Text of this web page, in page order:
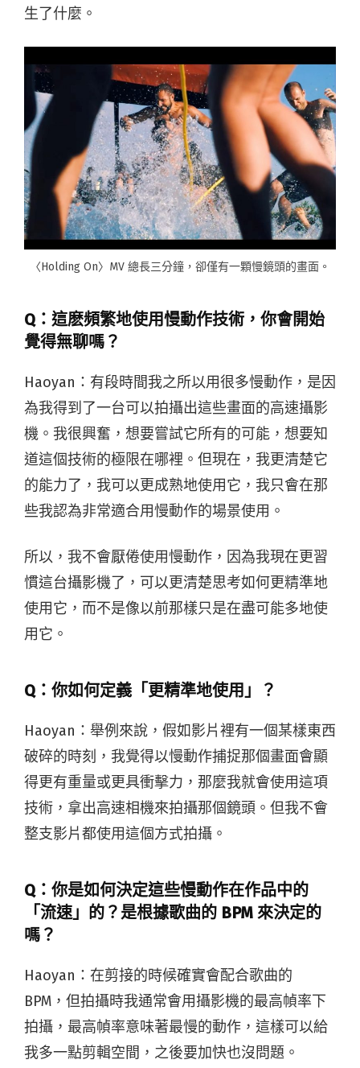
生了什麼。
〈Holding On〉MV 總長三分鐘，卻僅有一顆慢鏡頭的畫面。
Q：這麽頻繁地使用慢動作技術，你會開始
覺得無聊嗎？
Haoyan： 有段時間我之所以用很多慢動作，是因
為我得到了一台可以拍攝出這些畫面的高速攝影
機。我很興奮，想要嘗試它所有的可能，想要知
道這個技術的極限在哪裡。但現在，我更清楚它
的能力了，我可以更成熟地使用它，我只會在那
些我認為非常適合用慢動作的場景使用。
所以，我不會厭倦使用慢動作，因為我現在更習
慣這台攝影機了，可以更清楚思考如何更精準地
使用它，而不是像以前那樣只是在盡可能多地使
用它。
Q：你如何定義「更精準地使用」？
Haoyan： 舉例來說，假如影片裡有一個某樣東西
破碎的時刻，我覺得以慢動作捕捉那個畫面會顯
得更有重量或更具衝擊力，那麼我就會使用這項
技術，拿出高速相機來拍攝那個鏡頭。但我不會
整支影片都使用這個方式拍攝。
Q：你是如何決定這些慢動作在作品中的
「流速」的？是根據歌曲的 BPM 來決定的
嗎？
Haoyan： 在剪接的時候確實會配合歌曲的
BPM，但拍攝時我通常會用攝影機的最高幀率下
拍攝，最高幀率意味著最慢的動作，這樣可以給
我多一點剪輯空間，之後要加快也沒問題。